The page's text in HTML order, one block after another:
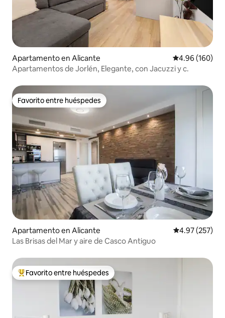
Apartamento en Alicante Calificación
4.96 (160)
Apartamentos de Jorlén, Elegante, con Jacuzzi y c.
Favorito entre huéspedes
Favorito entre huéspedes
Apartamento en Alicante Calificación
4.97 (257)
Las Brisas del Mar y aire de Casco Antiguo
Favorito entre huéspedes preferido
Favorito entre huéspedes